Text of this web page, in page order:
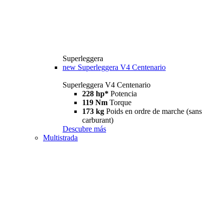
Superleggera
new Superleggera V4 Centenario
Superleggera V4 Centenario
228 hp* Potencia
119 Nm Torque
173 kg Poids en ordre de marche (sans
carburant)
Descubre más
Multistrada